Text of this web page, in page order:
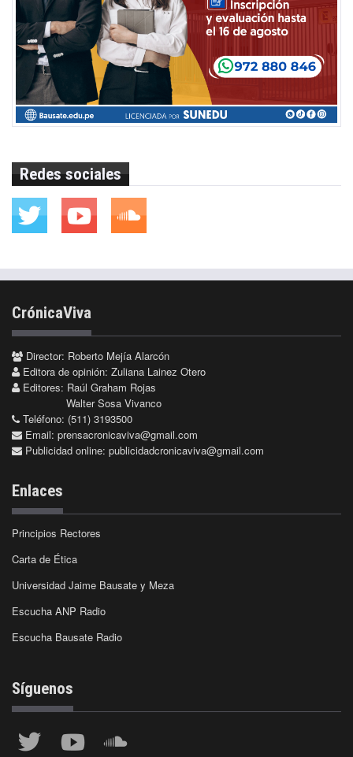
Redes sociales
CrónicaViva
Director: Roberto Mejía Alarcón
Editora de opinión: Zuliana Lainez Otero
Editores: Raúl Graham Rojas
Walter Sosa Vivanco
Teléfono: (511) 3193500
Email: prensacronicaviva@gmail.com
Publicidad online: publicidadcronicaviva@gmail.com
Enlaces
Principios Rectores
Carta de Ética
Universidad Jaime Bausate y Meza
Escucha ANP Radio
Escucha Bausate Radio
Síguenos